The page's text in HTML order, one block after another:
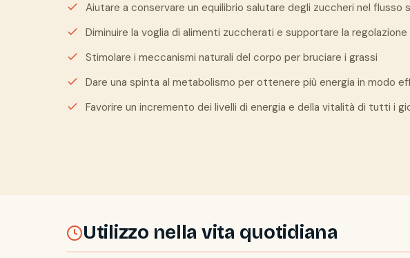
Aiutare a conservare un equilibrio salutare degli zuccheri nel flusso
Diminuire la voglia di alimenti zuccherati e supportare la
Stimolare i meccanismi naturali del corpo per bruciare i grassi
Dare una spinta al metabolismo per ottenere più energia in modo
Favorire un incremento dei livelli di energia e della vitalità di tutti i
Utilizzo nella vita quotidiana